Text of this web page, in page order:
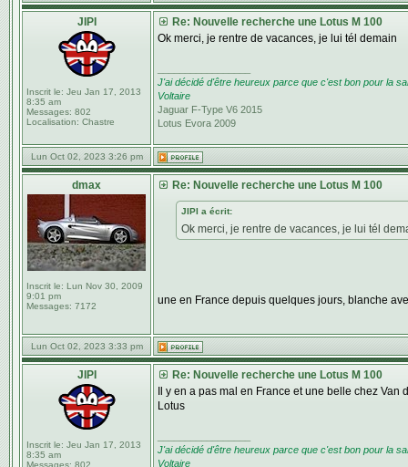
JIPI
Inscrit le: Jeu Jan 17, 2013
8:35 am
Messages: 802
Localisation: Chastre
Re: Nouvelle recherche une Lotus M 100
Ok merci, je rentre de vacances, je lui tél demain
J'ai décidé d'être heureux parce que c'est bon pour la
Voltaire
Jaguar F-Type V6 2015
Lotus Evora 2009
Lun Oct 02, 2023 3:26 pm
dmax
Inscrit le: Lun Nov 30, 2009
9:01 pm
Messages: 7172
Re: Nouvelle recherche une Lotus M 100
JIPI a écrit:
Ok merci, je rentre de vacances, je lui tél
une en France depuis quelques jours, blanche
Lun Oct 02, 2023 3:33 pm
JIPI
Inscrit le: Jeu Jan 17, 2013
8:35 am
Messages: 802
Re: Nouvelle recherche une Lotus M 100
Il y en a pas mal en France et une belle chez
Lotus
J'ai décidé d'être heureux parce que c'est bon pour la
Voltaire